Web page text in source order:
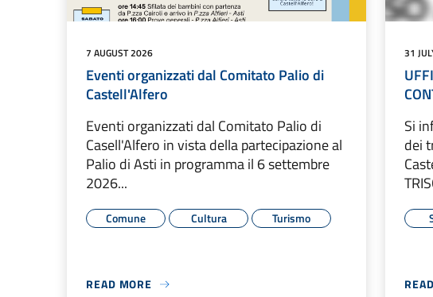
7 AUGUST 2026
Eventi organizzati dal Comitato Palio di
Castell'Alfero
Eventi organizzati dal Comitato Palio di
Casell'Alfero in vista della partecipazione al
Palio di Asti in programma il 6 settembre
2026...
Comune Cultura Turismo
READ MORE
31
Si
dei